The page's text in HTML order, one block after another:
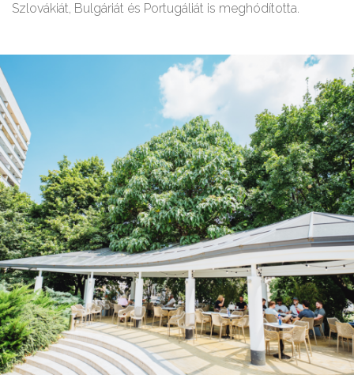
Szlovákiát, Bulgáriát és Portugáliát is meghódította.